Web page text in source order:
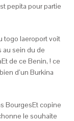
pepita pour partie
togo laeroport voit
au sein du de
de ce Benin, ! ce
d’un Burkina
BourgesEt copine
le souhaite